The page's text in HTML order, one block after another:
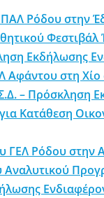
Ρόδου στην
Φεστιβάλ
Εκδήλωσης
Αφάντου στη Χίο
– Πρόσκληση
Κατάθεση
ΓΕΛ Ρόδου στην
Αναλυτικού